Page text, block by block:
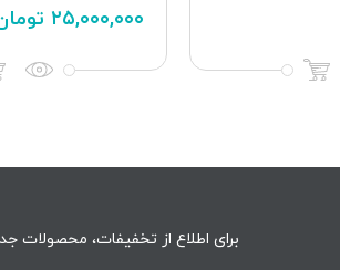
۲۵,۰۰۰,۰۰۰
برای اطلاع از تخفیفات، محصولات